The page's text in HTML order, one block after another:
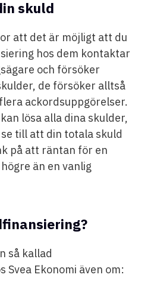
skuld
att det är möjligt att du
hos dem kontaktar
och försöker
de försöker alltså
ackordsuppgörelser.
lösa alla dina skulder,
till att din totala skuld
på att räntan för en
än en vanlig
så kallad
Svea Ekonomi även om: